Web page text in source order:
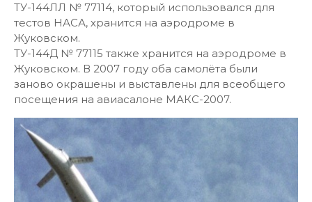
ТУ-144ЛЛ № 77114, который использовался для
тестов НАСА, хранится на аэродроме в
Жуковском.
ТУ-144Д № 77115 также хранится на аэродроме в
Жуковском. В 2007 году оба самолёта были
заново окрашены и выставлены для всеобщего
посещения на авиасалоне МАКС-2007.